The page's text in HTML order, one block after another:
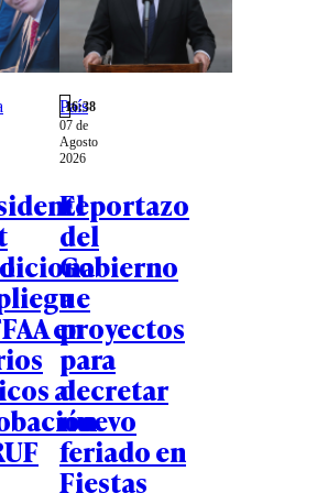
en
a
País
16:38
07 de
Agosto
2026
El portazo
del
Gobierno
a
proyectos
para
decretar
nuevo
feriado en
Fiestas